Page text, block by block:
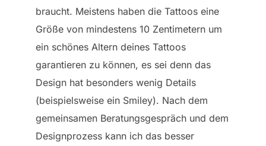
braucht. Meistens haben die Tattoos eine
Größe von mindestens 10 Zentimetern um
ein schönes Altern deines Tattoos
garantieren zu können, es sei denn das
Design hat besonders wenig Details
(beispielsweise ein Smiley). Nach dem
gemeinsamen Beratungsgespräch und dem
Designprozess kann ich das besser